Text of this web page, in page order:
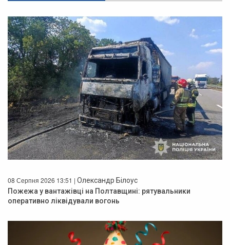
08 Серпня 2026 13:51 | Олександр Білоус
Пожежа у вантажівці на Полтавщині: рятувальники
оперативно ліквідували вогонь